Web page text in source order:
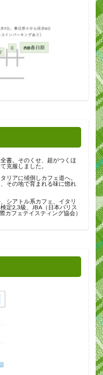
書。そのくせ、超がつくほ
克服しました。
リアに傾倒しカフェ道へ。
その地で育まれる味に惚れ
シアトル系カフェ、イタリ
定2,3級、JBA（日本バリス
カフェテイスティング協会）